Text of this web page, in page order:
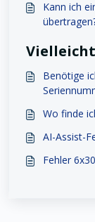
Kann ich
Benötige
Wo finde
AI-Assist-
Fehler